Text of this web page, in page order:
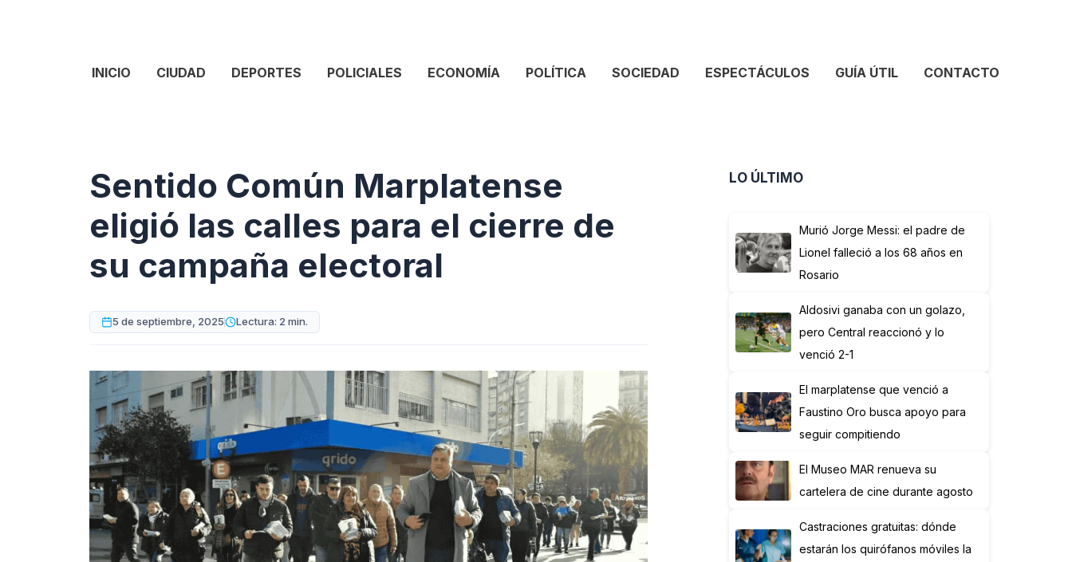
INICIO CIUDAD DEPORTES POLICIALES ECONOMÍA POLÍTICA SOCIEDAD ESPECTÁCULOS GUÍA ÚTIL CONTACTO
Sentido Común Marplatense
eligió las calles para el cierre de
su campaña electoral
5 de septiembre, 2025 Lectura: 2 min.
LO ÚLTIMO
Murió Jorge Messi: el padre de
Lionel falleció a los 68 años en
Rosario
Aldosivi ganaba con un golazo,
pero Central reaccionó y lo
venció 2-1
El marplatense que venció a
Faustino Oro busca apoyo para
seguir compitiendo
El Museo MAR renueva su
cartelera de cine durante agosto
Castraciones gratuitas: dónde
estarán los quirófanos móviles la